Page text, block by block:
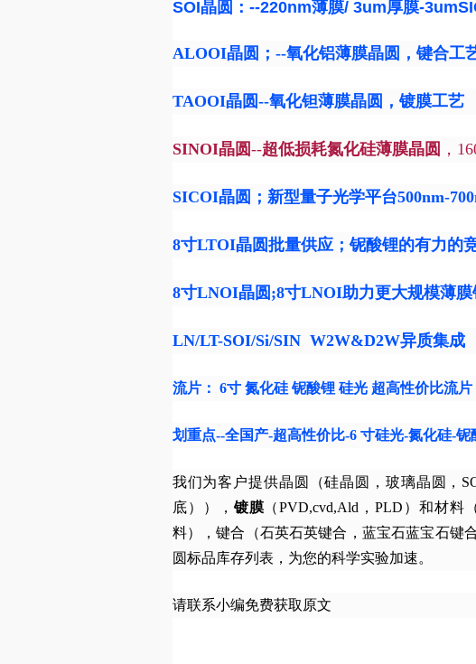
SOI晶圆：--220nm薄膜/ 3um厚膜-
ALOOI晶圆 ；--氧化铝薄膜晶圆 ，键合工
TAOOI晶圆--氧化钽薄膜晶圆 ，镀膜工艺
SINOI晶圆--超低损耗氮化硅薄膜晶圆 ，
SICOI晶圆 ；新型量子光学平台500nm-
8寸LTOI晶圆批量供应；铌酸锂的有力的
8寸LNOI晶圆;8寸LNOI助力更大规模薄
LN/LT-SOI/Si/SIN W2W&D2W异质集成
流片： 6寸 氮化硅 铌酸锂 硅光 超高性价比流
划重点--全国产-超高性价比-6 寸硅光-氮化硅-铌
我们为客户提供晶圆（硅晶圆，玻璃晶圆，
底））， 镀膜 （PVD,cvd,Ald，PLD）和材料
料），键合（石英石英键合，蓝宝石蓝宝石键
圆标品库存列表，为您的科学实验加速。
请联系小编免费获取原文